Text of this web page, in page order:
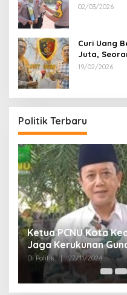
02/03/2026
Curi Uang
Juta,
Reskrim
19/02/2026
Politik Terbaru
Ketua PCNU Kota
Jaga Kerukunan
2024
Di Politik | 27/11/2024